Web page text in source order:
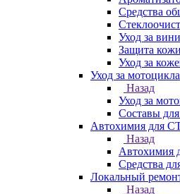
Средства
Уход за
Защита кожи
Уход за
Уход за
Назад
Уход за
Составы
Автохимия для
Назад
Автохимия
Средства
Локальный
Назад